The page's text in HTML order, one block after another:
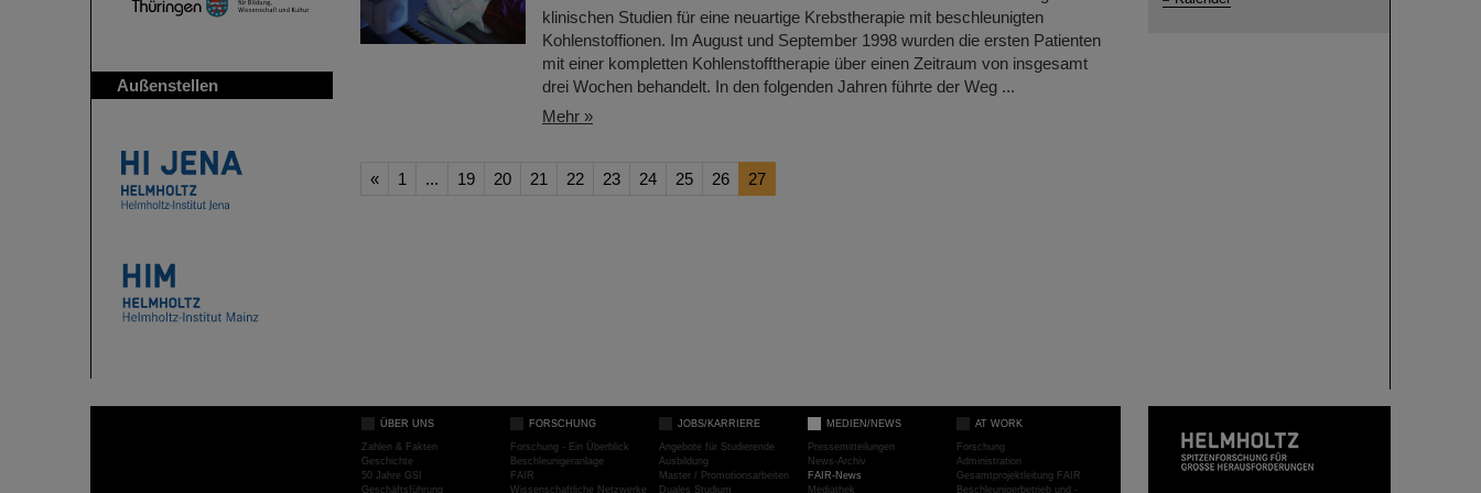
Außenstellen
klinischen Studien für eine neuartige Krebstherapie mit beschleunigten
Kohlenstoffionen. Im August und September 1998 wurden die ersten Patienten
mit einer kompletten Kohlenstofftherapie über einen Zeitraum von insgesamt
drei Wochen behandelt. In den folgenden Jahren führte der Weg ...
Mehr »
« 1 ... 19 20 21 22 23 24 25 26 27
ÜBER UNS
Zahlen & Fakten
Geschichte
50 Jahre GSI
Geschäftsführung
FORSCHUNG
Forschung - Ein Überblick
Beschleunigeranlage
FAIR
Wissenschaftliche Netzwerke
JOBS/KARRIERE
Angebote für Studierende
Ausbildung
Master / Promotionsarbeiten
Duales Studium
MEDIEN/NEWS
Pressemitteilungen
News-Archiv
FAIR-News
Mediathek
AT WORK
Forschung
Administration
Gesamtprojektleitung FAIR
Beschleunigerbetrieb und -